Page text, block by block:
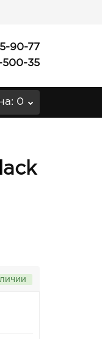
90-77
500-35
: 0